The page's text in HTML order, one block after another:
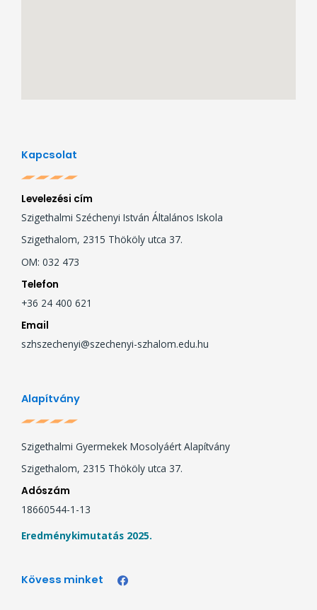
Kapcsolat
Levelezési cím
Szigethalmi Széchenyi István Általános Iskola
Szigethalom, 2315 Thököly utca 37.
OM: 032 473
Telefon
+36 24 400 621
Email
szhszechenyi@szechenyi-szhalom.edu.hu
Alapítvány
Szigethalmi Gyermekek Mosolyáért Alapítvány
Szigethalom, 2315 Thököly utca 37.
Adószám
18660544-1-13
Eredménykimutatás 2025.
Kövess minket